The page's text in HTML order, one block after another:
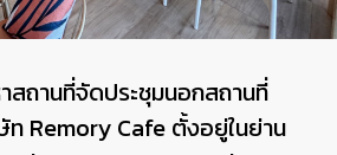
ถานที่จัดประชุมนอกสถานที่
Remory Cafe ตั้งอยู่ในย่าน